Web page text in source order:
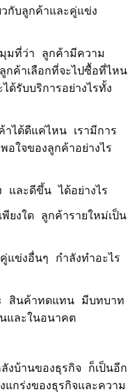
กับลูกค้าและคู่แข่ง
มุมที่ว่า ลูกค้ามีความ
ค้าเลือกที่จะไปซื้อที่ไหน
รับบริการอย่างไรทั้ง
าได้ดีแค่ไหน เรามีการ
อใจของลูกค้าอย่างไร
และดีขึ้น ได้อย่างไร
พียงใด ลูกค้ารายใหม่เป็น
แข่งอื่นๆ กำลังทำอะไร
สินค้าทดแทน มีบทบาท
นและในอนาคต
งบ้านของธุรกิจ ก็เป็นอีก
แกร่งของธุรกิจและความ